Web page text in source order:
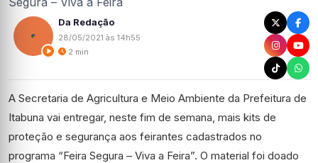
Da Redação
28/05/2021 às 14h55
2 min
A Secretaria de Agricultura e Meio Ambiente da Prefeitura de
Itabuna vai entregar, neste fim de semana, mais kits de
proteção e segurança aos feirantes cadastrados no
programa “Feira Segura – Viva a Feira”. O material foi doado